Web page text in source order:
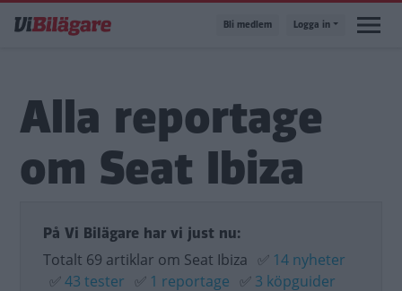
till
Bli medlem Logga in
Alla reportage
om Seat Ibiza
På Vi Bilägare har vi just nu:
Totalt 69 artiklar om Seat Ibiza ✅ 14 nyheter
✅43 tester ✅ 1 reportage ✅ 3 köpguider